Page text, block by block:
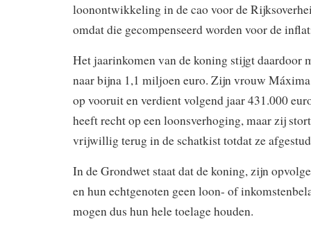
loonontwikkeling in de cao voor de
omdat die gecompenseerd worden voor de
Het jaarinkomen van de koning stijgt daardoor
naar bijna 1,1 miljoen euro. Zijn vrouw
op vooruit en verdient volgend jaar 431.000
heeft recht op een loonsverhoging, maar zij
vrijwillig terug in de schatkist totdat ze
In de Grondwet staat dat de koning, zijn
en hun echtgenoten geen loon- of
mogen dus hun hele toelage houden.